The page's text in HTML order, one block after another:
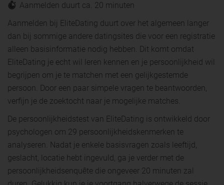
Aanmelden duurt ca. 20 minuten
Aanmelden bij EliteDating duurt over het algemeen langer
dan bij sommige andere datingsites die voor een registratie
alleen basisinformatie nodig hebben. Dit komt omdat
EliteDating je echt wil leren kennen en je persoonlijkheid wil
begrijpen om je te matchen met een gelijkgestemde
persoon. Door een paar simpele vragen te beantwoorden,
verfijn je de zoektocht naar je mogelijke matches.
De persoonlijkheidstest van EliteDating is ontwikkeld door
psychologen om 29 persoonlijkheidskenmerken te
analyseren. Nadat je enkele basisvragen zoals leeftijd,
geslacht, locatie hebt ingevuld, ga je verder met de
persoonlijkheidsenquête die ongeveer 20 minuten zal